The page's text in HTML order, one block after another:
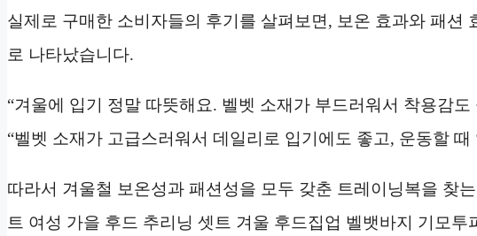
실제로 구매한 소비자들의 후기를 살펴보면, 보온 효과와 패션
로 나타났습니다.
“겨울에 입기 정말 따뜻해요. 벨벳 소재가 부드러워서 착용감도
“벨벳 소재가 고급스러워서 데일리로 입기에도 좋고, 운동할 때
따라서 겨울철 보온성과 패션성을 모두 갖춘 트레이닝복을 찾
트 여성 가을 후드 추리닝 셋트 겨울 후드집업 벨뱃바지 기모투